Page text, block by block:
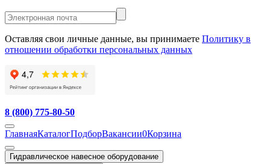
Оставляя свои личные данные, вы принимаете Политику в
отношении обработки персональных данных
8 (800) 775-80-50
ГлавнаяКаталогПодборВакансии0Корзина
Гидравлическое навесное оборудование